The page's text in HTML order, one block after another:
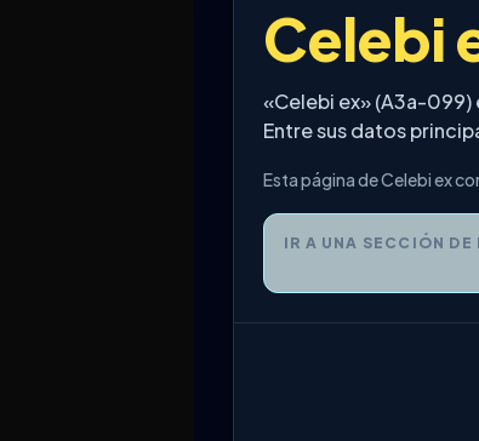
Celebi
«Celebi ex» (A3a-099)
Entre sus datos
Esta página de Celebi ex
IR A UNA SECCIÓN DE